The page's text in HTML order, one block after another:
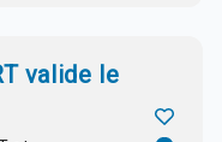
valide le